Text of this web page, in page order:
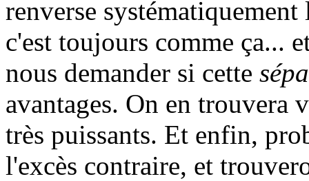
renverse
c'est toujours comme ça...
nous demander si cette
avantages. On en trouvera
très puissants. Et enfin,
l'excès contraire, et